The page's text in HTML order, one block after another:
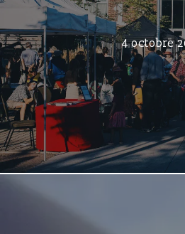
4 octobre